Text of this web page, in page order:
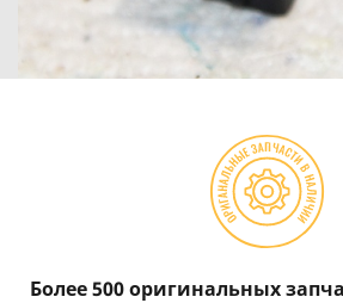
Более 500 оригинальных